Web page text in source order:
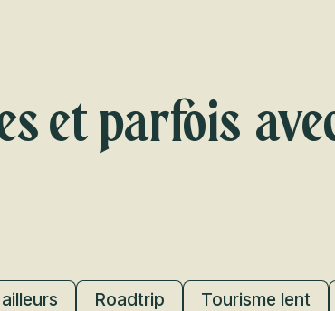
et parfois
Roadtrip Tourisme lent